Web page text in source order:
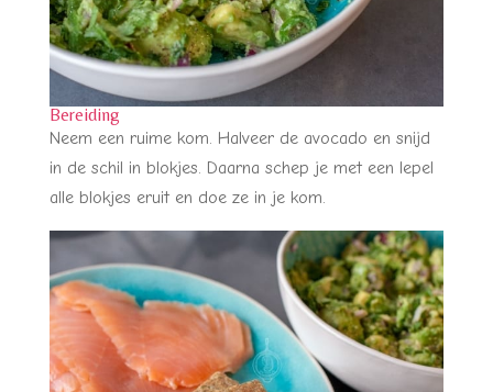
Bereiding
Neem een ruime kom. Halveer de avocado en snijd
in de schil in blokjes. Daarna schep je met een lepel
alle blokjes eruit en doe ze in je kom.